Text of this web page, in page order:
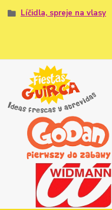
Líčidla, spreje na vlasy